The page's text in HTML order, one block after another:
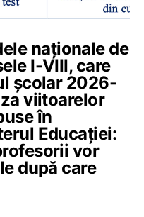
naționale de
I-VIII, care
școlar 2026-
viitoarelor
în
Educației:
vor
după care